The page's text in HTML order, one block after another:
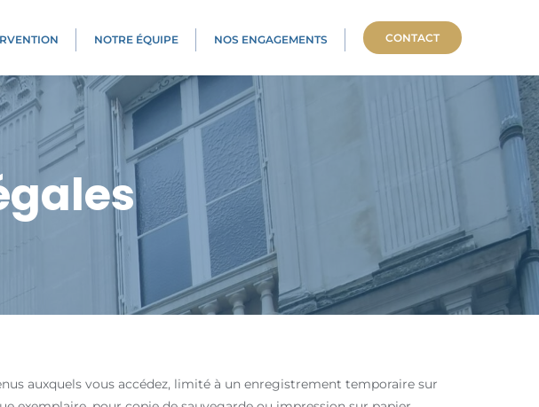
NOTRE ÉQUIPE NOS ENGAGEMENTS CONTACT
auxquels vous accédez, limité à un enregistrement temporaire sur